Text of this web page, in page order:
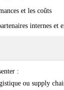
et les coûts
internes et
:
ou supply